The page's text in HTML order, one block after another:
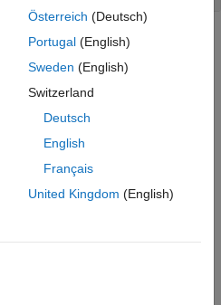
Standard Violations
Österreich (Deutsch)
Portugal(English)
Sweden (English)
Switzerland
Deutsch
English
Français
United Kingdom (English)